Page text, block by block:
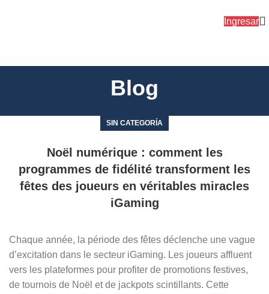
Ingresar
Blog
SIN CATEGORÍA
Noël numérique : comment les
programmes de fidélité transforment les
fêtes des joueurs en véritables miracles
iGaming
Chaque année, la période des fêtes déclenche une vague
d’excitation dans le secteur iGaming. Les joueurs affluent
vers les plateformes pour profiter de promotions festives,
de tournois de Noël et de jackpots scintillants. Cette